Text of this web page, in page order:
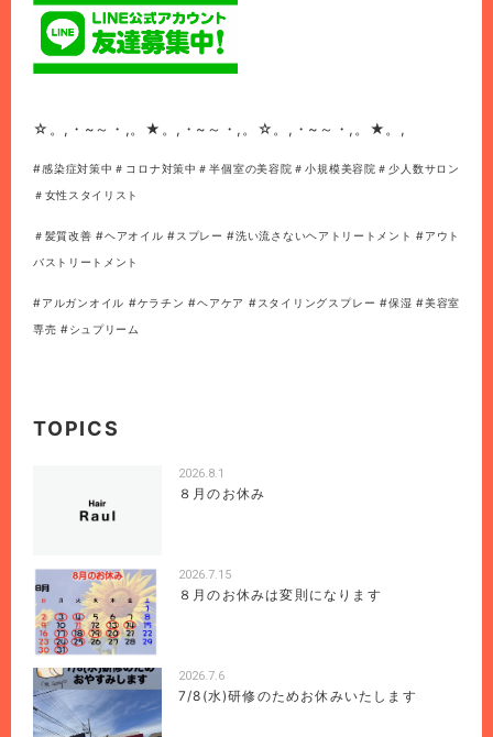
☆。,・~～・,。★。,・~～・,。☆。,・~～・,。★。,
#感染症対策中＃コロナ対策中＃半個室の美容院＃小規模美容院＃少人数サロン
＃女性スタイリスト
＃髪質改善 #ヘアオイル #スプレー #洗い流さないヘアトリートメント #アウト
バストリートメント
#アルガンオイル #ケラチン #ヘアケア #スタイリングスプレー #保湿 #美容室
専売 #シュプリーム
TOPICS
2026.8.1
８月のお休み
2026.7.15
８月のお休みは変則になります
2026.7.6
7/8(水)研修のためお休みいたします